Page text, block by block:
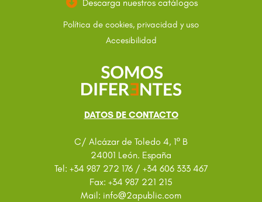
Descarga nuestros catálogos
Política de cookies, privacidad y uso
Accesibilidad
DATOS DE CONTACTO
C/ Alcázar de Toledo 4, 1º B
24001 León. España
Tel: +34 987 272 176 / +34 606 333 467
Fax: +34 987 221 215
Mail: info@2apublic.com